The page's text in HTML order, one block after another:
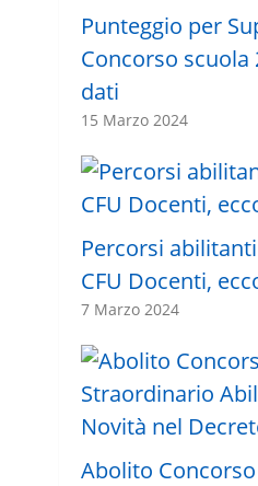
Punteggio per
Concorso scuola
dati
15 Marzo 2024
Percorsi
CFU Docenti,
7 Marzo 2024
Abolito